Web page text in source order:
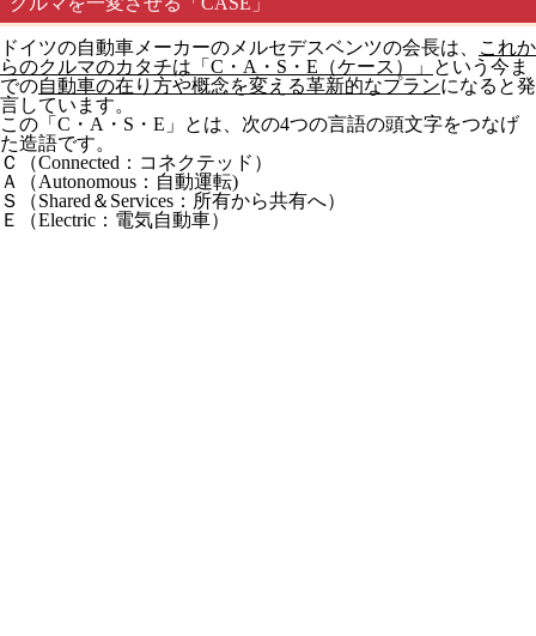
ドイツの自動車メーカーのメルセデスベンツの会長は、
これか
らのクルマのカタチは「C・A・S・E（ケース）」
という今ま
での自動車の在り方や概念を変える革新的なプランになると発
言しています。
この「C・A・S・E」とは、次の4つの言語の頭文字をつなげ
た造語です。
Ｃ（Connected：コネクテッド）
Ａ（Autonomous：自動運転)
Ｓ（Shared＆Services：所有から共有へ）
Ｅ（Electric：電気自動車）